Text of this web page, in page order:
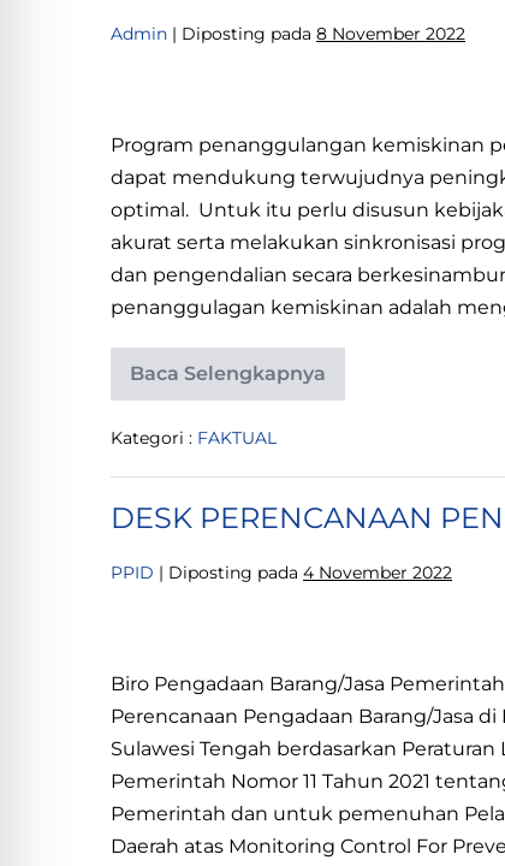
SULTENG.
TAHUN
Admin | Diposting pada 8 November 2022
PENANGGULANGAN
KEMISKINAN
PADA
UPT
PSDA
WILAYAH
I
DINAS
PROVINSI
SULAWESI
TENGAH
Program penanggulangan kemiskinan
dapat mendukung terwujudnya
optimal. Untuk itu perlu disusun
akurat serta melakukan sinkronisasi
dan pengendalian secara
penanggulagan kemiskinan adalah
Baca Selengkapnya
MONEV
PROGRAM
KEMISKINAN
UPT
WILAYAH
I
CIKASDA
Kategori : FAKTUAL
DESK PERENCANAAN
PPID | Diposting pada 4 November 2022
PENGADAAN
BARANG/JASA
Biro Pengadaan Barang/Jasa
Perencanaan Pengadaan Barang/Jasa
Sulawesi Tengah berdasarkan
Pemerintah Nomor 11 Tahun 2021
Pemerintah dan untuk pemenuhan
Daerah atas Monitoring Control For